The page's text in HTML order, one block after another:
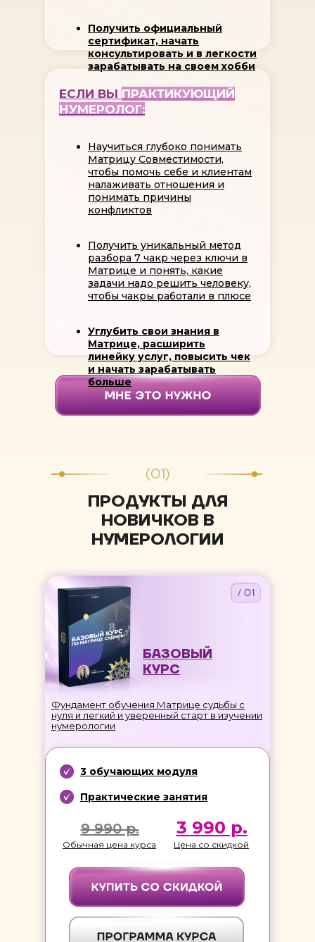
Получить официальный
сертификат, начать
консультировать и в легкости
зарабатывать на своем хобби
Научиться глубоко понимать
Матрицу Совместимости,
чтобы помочь себе и клиентам
налаживать отношения и
понимать причины
конфликтов
Получить уникальный метод
разбора 7 чакр через ключи в
Матрице и понять, какие
задачи надо решить человеку,
чтобы чакры работали в плюсе
Углубить свои знания в
Матрице, расширить
линейку услуг, повысить чек
и начать зарабатывать
больше
ЕСЛИ ВЫ ПРАКТИКУЮЩИЙ
НУМЕРОЛОГ:
ПРОДУКТЫ ДЛЯ
НОВИЧКОВ В
НУМЕРОЛОГИИ
(01)
БАЗОВЫЙ
КУРС
Фундамент обучения Матрице судьбы с
нуля и легкий и уверенный старт в изучении
нумерологии
Обычная цена курса Цена со скидкой
3 990 р.
9 990 р.
3 обучающих модуля
Практические занятия
/ 01